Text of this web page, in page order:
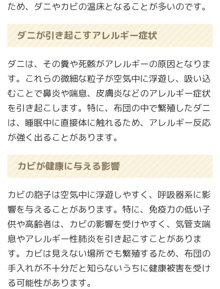
ため、ダニやカビの温床となることが多いのです。
ダニが引き起こすアレルギー症状
ダニは、その糞や死骸がアレルギーの原因となりま
す。これらの微細な粒子が空気中に浮遊し、吸い込
むことで鼻炎や喘息、皮膚炎などのアレルギー症状
を引き起こします。特に、布団の中で繁殖したダニ
は、睡眠中に直接体に触れるため、アレルギー反応
が強く出ることがあります。
カビが健康に与える影響
カビの胞子は空気中に浮遊しやすく、呼吸器系に影
響を与えることがあります。特に、免疫力の低い子
供や高齢者は、カビの影響を受けやすく、気管支喘
息やアレルギー性肺炎を引き起こすことがありま
す。カビは見えない場所でも繁殖するため、布団の
手入れが不十分だと知らないうちに健康被害を受け
る可能性があります。